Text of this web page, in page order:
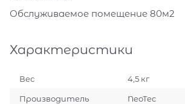
Обслуживаемое помещение 80м2
Характеристики
Вес 4,5 кг
Производитель NeoTec